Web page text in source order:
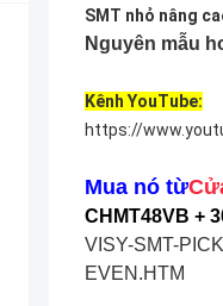
SMT nhỏ nâng
Nguyên mẫu
Kênh YouTube:
https://
Mua nó từ
CHMT48VB +
VISY-SMT-
EVEN.HTM